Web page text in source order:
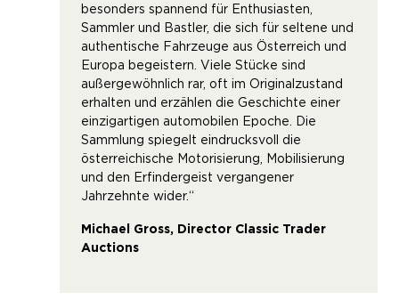
besonders spannend für Enthusiasten,
Sammler und Bastler, die sich für seltene und
authentische Fahrzeuge aus Österreich und
Europa begeistern. Viele Stücke sind
außergewöhnlich rar, oft im Originalzustand
erhalten und erzählen die Geschichte einer
einzigartigen automobilen Epoche. Die
Sammlung spiegelt eindrucksvoll die
österreichische Motorisierung, Mobilisierung
und den Erfindergeist vergangener
Jahrzehnte wider.“
Michael Gross, Director Classic Trader
Auctions